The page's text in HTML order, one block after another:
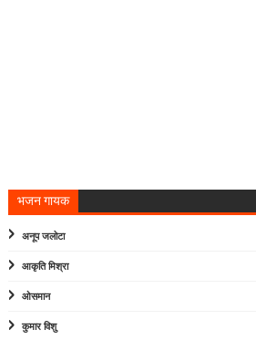
भजन गायक
अनूप जलोटा
आकृति मिश्रा
ओसमान
कुमार विशु